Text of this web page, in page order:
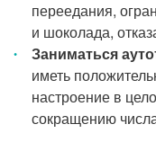
переедания,
и шоколада,
Заниматься
иметь
настроение в
сокращению